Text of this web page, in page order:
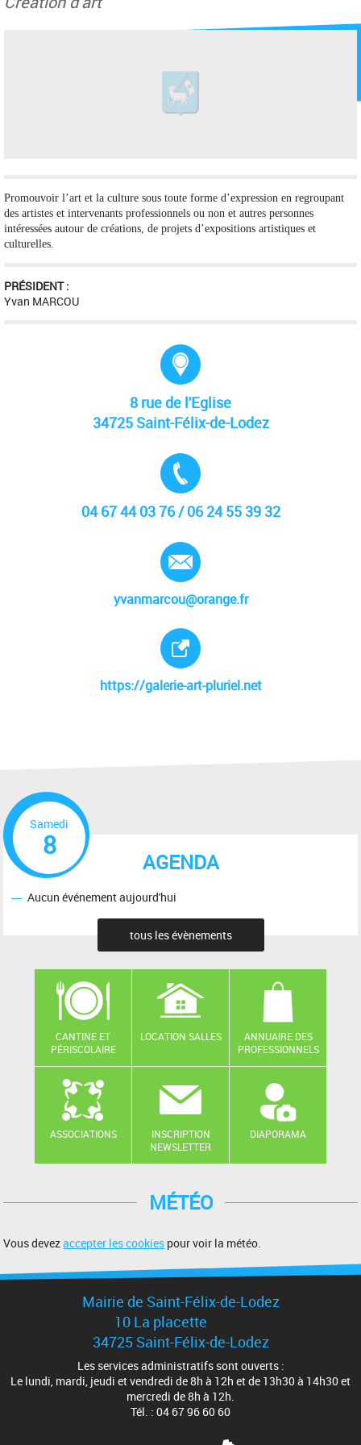
Promouvoir l’art et la culture sous toute forme d’expression en regroupant
des artistes et intervenants professionnels ou non et autres personnes
intéressées autour de créations, de projets d’expositions artistiques et
culturelles.
PRÉSIDENT :
Yvan MARCOU
8 rue de l'Eglise
34725 Saint-Félix-de-Lodez
04 67 44 03 76 / 06 24 55 39 32
yvanmarcou@orange.fr
https://galerie-art-pluriel.net
AGENDA
Samedi
8
Aucun événement aujourd'hui
tous les évènements
CANTINE ET
PÉRISCOLAIRE
LOCATION SALLES
ANNUAIRE DES
PROFESSIONNELS
ASSOCIATIONS
INSCRIPTION
NEWSLETTER
DIAPORAMA
MÉTÉO
Vous devezaccepter les cookies pour voir la météo.
Mairie de Saint-Félix-de-Lodez
10 La placette
34725 Saint-Félix-de-Lodez
Les services administratifs sont ouverts :
Le lundi, mardi, jeudi et vendredi de 8h à 12h et de 13h30 à 14h30 et
mercredi de 8h à 12h.
Tél. : 04 67 96 60 60